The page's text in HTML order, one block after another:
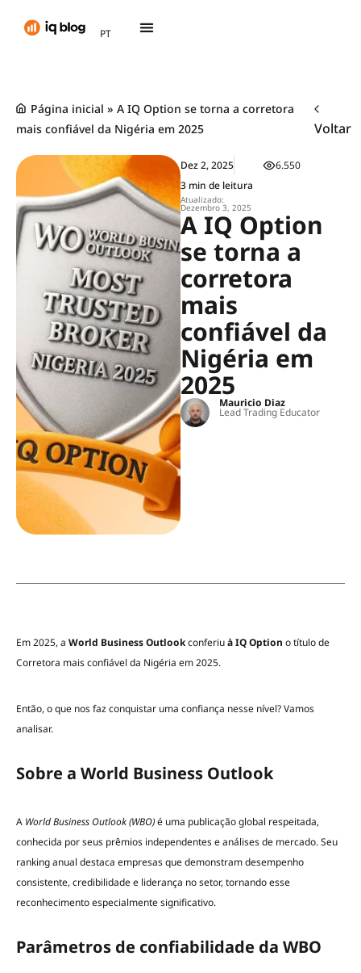
PT
TH
Página inicial » A IQ Option se torna a corretora
mais confiável da Nigéria em 2025
Voltar
Dez 2, 2025
3 min de leitura
Atualizado:
Dezembro 3, 2025
6.550
A IQ Option
se torna a
corretora
mais
confiável da
Nigéria em
2025
Mauricio Diaz
Lead Trading Educator
Em 2025, a World Business Outlookconferiuà IQ Option o título de
Corretora mais confiável da Nigéria em 2025.
Então, o que nos faz conquistar uma confiança nesse nível? Vamos
analisar.
Sobre a World Business Outlook
A World Business Outlook (WBO)é uma publicação global respeitada,
conhecida por seus prêmios independentes e análises de mercado. Seu
ranking anual destaca empresas que demonstram desempenho
consistente, credibilidade e liderança no setor, tornando esse
reconhecimento especialmente significativo.
Parâmetros de confiabilidade da WBO